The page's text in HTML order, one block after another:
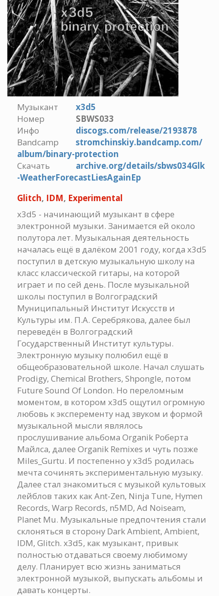
Музыкант
x3d5
Номер
SBWS033
Инфо
discogs.com/release/2193878
Bandcamp
stromchinskiy.bandcamp.com/
album/binary-protection
Скачать
archive.org/details/sbws034Glk
-WeatherForecastLiesAgainEp
Glitch, IDM, Experimental
x3d5 - начинающий музыкант в сфере
электронной музыки. Занимается ей около
полутора лет. Музыкальная деятельность
началась ещё в далёком 2001 году, когда x3d5
поступил в детскую музыкальную школу на
класс классической гитары, на которой
играет и по сей день. После музыкальной
школы поступил в Волгоградский
Муниципальный Институт Искусств и
Культуры им. П.А. Серебрякова, далее был
переведён в Волгоградский
Государственный Институт культуры.
Электронную музыку полюбил ещё в
общеобразовательной школе. Начал слушать
Prodigy, Chemical Brothers, Shpongle, потом
Future Sound Of London. Но переломным
моментом, в котором x3d5 ощутил огромную
любовь к эксперементу над звуком и формой
музыкальной мысли являлось
прослушивание альбома Organik Роберта
Майлса, далее Organik Remixes и чуть позже
Miles_Gurtu. И постепенно у x3d5 родилась
мечта сочинять экспериментальную музыку.
Далее стал знакомиться с музыкой культовых
лейблов таких как Ant-Zen, Ninja Tune, Hymen
Records, Warp Records, n5MD, Ad Noiseam,
Planet Mu. Музыкальные предпочтения стали
склоняться в сторону Dark Ambient, Ambient,
IDM, Glitch. x3d5, как музыкант, привык
полностью отдаваться своему любимому
делу. Планирует всю жизнь заниматься
электронной музыкой, выпускать альбомы и
давать концерты.